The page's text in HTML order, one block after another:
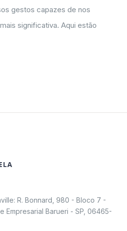
gestos capazes de nos
significativa. Aqui estão
R. Bonnard, 980 - Bloco 7 -
Empresarial Barueri - SP, 06465-